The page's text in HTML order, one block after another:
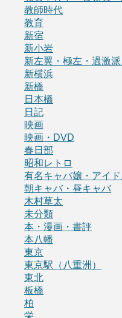
教師時代
教育
新宿
新小岩
新左翼・極左・過激派
新横浜
新橋
日本橋
日記
映画
映画・DVD
春日部
昭和レトロ
有名キャバ嬢・アイ
朝キャバ・昼キャバ
木村草太
未分類
本・漫画・書評
本八幡
東京
東京駅（八重洲）
東北
板橋
柏
栄